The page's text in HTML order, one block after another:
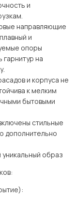
и
направляющие
и
опоры
на
и корпуса не
к мелким
бытовыми
стильные
дополнительно
образ